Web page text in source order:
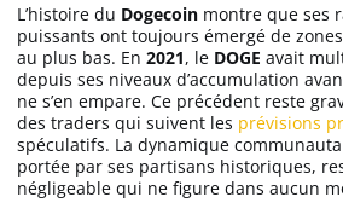
L’histoire du Dogecoin montre que ses
puissants ont toujours émergé de
au plus bas. En 2021, le DOGE avait
depuis ses niveaux d’accumulation
ne s’en empare. Ce précédent reste
des traders qui suivent les prévisions
spéculatifs. La dynamique
portée par ses partisans historiques,
négligeable qui ne figure dans aucun